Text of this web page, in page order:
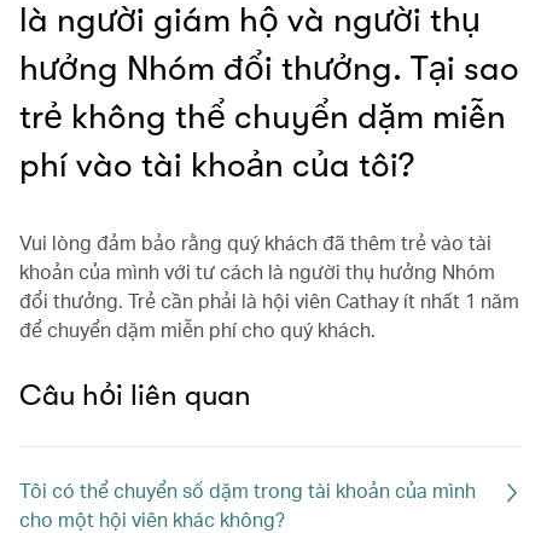
là người giám hộ và người thụ
hưởng Nhóm đổi thưởng. Tại sao
trẻ không thể chuyển dặm miễn
phí vào tài khoản của tôi?
Vui lòng đảm bảo rằng quý khách đã thêm trẻ vào tài
khoản của mình với tư cách là người thụ hưởng Nhóm
đổi thưởng. Trẻ cần phải là hội viên Cathay ít nhất 1 năm
để chuyển dặm miễn phí cho quý khách.
Câu hỏi liên quan
Tôi có thể chuyển số dặm trong tài khoản của mình
cho một hội viên khác không?